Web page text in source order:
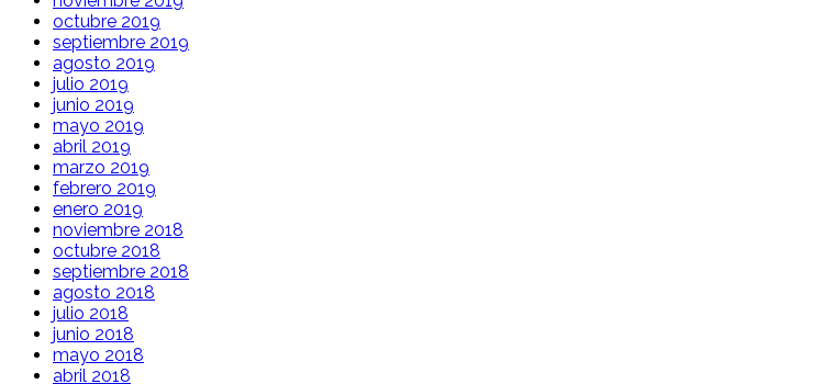
octubre 2019
septiembre 2019
agosto 2019
julio 2019
junio 2019
mayo 2019
abril 2019
marzo 2019
febrero 2019
enero 2019
noviembre 2018
octubre 2018
septiembre 2018
agosto 2018
julio 2018
junio 2018
mayo 2018
abril 2018